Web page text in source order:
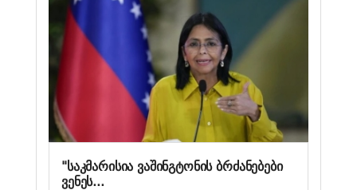
"საკმარისია ვაშინგტონის ბრძანებები
ვენეს...